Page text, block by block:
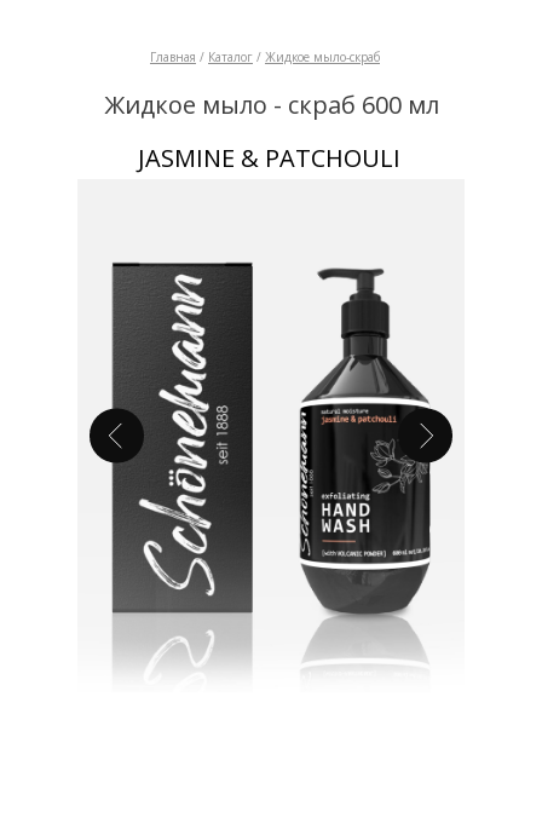
Главная / Каталог / Жидкое мыло-скраб
Жидкое мыло - скраб 600 мл
JASMINE & PATCHOULI